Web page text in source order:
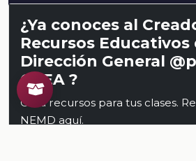
¿Ya conoces al
Recursos Educativos
Dirección General
CREA ?
Crea recursos para tus clases.
NEMD aquí.